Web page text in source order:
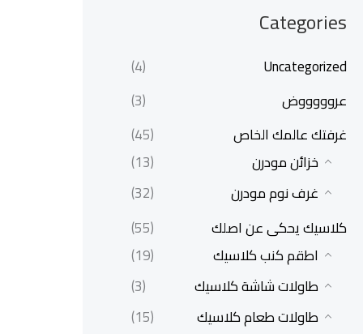
Categories
Uncategorized
(4)
عروووووض
(3)
غرفتك عالمك الخاص
(45)
خزائن مودرن
(13)
غرف نوم مودرن
(32)
كلاسيك يحكى عن اصلك
(55)
اطقم كنب كلاسيك
(19)
طاولات شاشة كلاسيك
(3)
طاولات طعام كلاسيك
(15)